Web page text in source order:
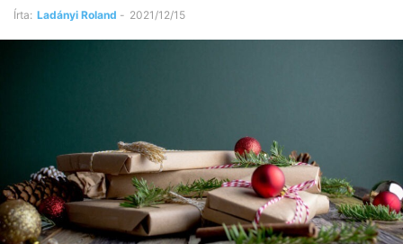
Írta: Ladányi Roland - 2021/12/15